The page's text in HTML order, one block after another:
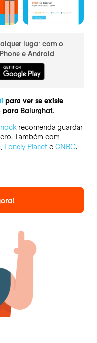
lugar com o
e Android
para ver se existe
para Balurghat.
recomenda guardar
Também com
, Lonely Planete CNBC.